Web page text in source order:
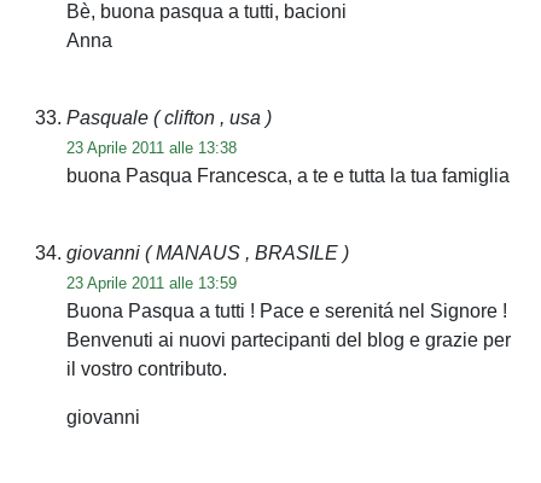
Bè, buona pasqua a tutti, bacioni
Anna
Pasquale ( clifton , usa )
23 Aprile 2011 alle 13:38
buona Pasqua Francesca, a te e tutta la tua famiglia
giovanni ( MANAUS , BRASILE )
23 Aprile 2011 alle 13:59
Buona Pasqua a tutti ! Pace e serenitá nel Signore !
Benvenuti ai nuovi partecipanti del blog e grazie per
il vostro contributo.
giovanni